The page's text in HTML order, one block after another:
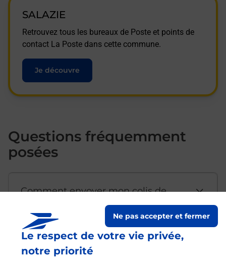
Le respect de votre vie privée,
notre priorité
Ne pas accepter et fermer
SALAZIE
Retrouvez tous les bureaux de Poste et points de
contact La Poste dans cette commune.
Je découvre
Questions fréquemment
posées
Comment envoyer mon colis de
Est-il possible d’acheter un
emballage directement depuis un